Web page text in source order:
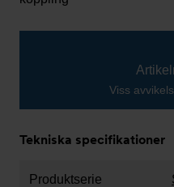
Viss
Tekniska specifikationer
Produktserie